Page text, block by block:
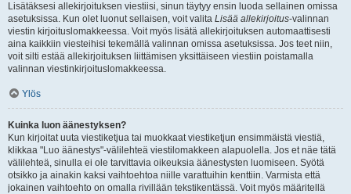
Lisätäksesi allekirjoituksen viestiisi, sinun täytyy ensin luoda sellainen omissa
asetuksissa. Kun olet luonut sellaisen, voit valita Lisää allekirjoitus-valinnan
viestin kirjoituslomakkeessa. Voit myös lisätä allekirjoituksen automaattisesti
aina kaikkiin viesteihisi tekemällä valinnan omissa asetuksissa. Jos teet niin,
voit silti estää allekirjoituksen liittämisen yksittäiseen viestiin poistamalla
valinnan viestinkirjoituslomakkeessa.
Ylös
Kuinka luon äänestyksen?
Kun kirjoitat uuta viestiketjua tai muokkaat viestiketjun ensimmäistä viestiä,
klikkaa "Luo äänestys"-välilehteä viestilomakkeen alapuolella. Jos et näe tätä
välilehteä, sinulla ei ole tarvittavia oikeuksia äänestysten luomiseen. Syötä
otsikko ja ainakin kaksi vaihtoehtoa niille varattuihin kenttiin. Varmista että
jokainen vaihtoehto on omalla rivillään tekstikentässä. Voit myös määritellä